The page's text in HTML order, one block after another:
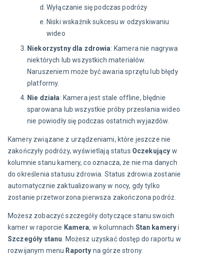
Wyłączanie się podczas podróży
Niski wskaźnik sukcesu w odzyskiwaniu
wideo
Niekorzystny dla zdrowia: Kamera nie nagrywa
niektórych lub wszystkich materiałów.
Naruszeniem może być awaria sprzętu lub błędy
platformy.
Nie działa: Kamera jest stale offline, błędnie
sparowana lub wszystkie próby przesłania wideo
nie powiodły się podczas ostatnich wyjazdów.
Kamery związane z urządzeniami, które jeszcze nie
zakończyły podróży, wyświetlają status Oczekujący w
kolumnie stanu kamery, co oznacza, że nie ma danych
do określenia statusu zdrowia. Status zdrowia zostanie
automatycznie zaktualizowany w nocy, gdy tylko
zostanie przetworzona pierwsza zakończona podróż.
Możesz zobaczyć szczegóły dotyczące stanu swoich
kamer w raporcie Kamera, w kolumnach Stan kamery i
Szczegóły stanu . Możesz uzyskać dostęp do raportu w
rozwijanym menu Raporty na górze strony.